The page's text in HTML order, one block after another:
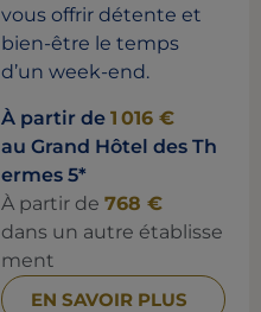
vous offrir détente et
bien-être le temps
d’un week-end.
À partir de 1 016 €
au Grand Hôtel des Th
ermes 5*
À partir de 768 €
dans un autre établisse
ment
EN SAVOIR PLUS